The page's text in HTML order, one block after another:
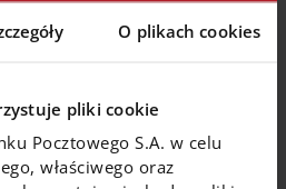
O plikach cookies
pliki cookie
Pocztowego S.A. w celu
właściwego oraz